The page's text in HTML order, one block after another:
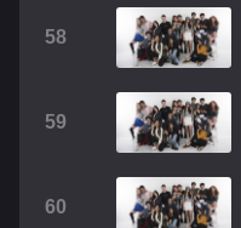
58
59
60